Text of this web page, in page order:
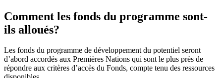
Comment les fonds du programme sont-
ils alloués?
Les fonds du programme de développement du potentiel seront
d’abord accordés aux Premières Nations qui sont le plus près de
répondre aux critères d’accès du Fonds, compte tenu des ressources